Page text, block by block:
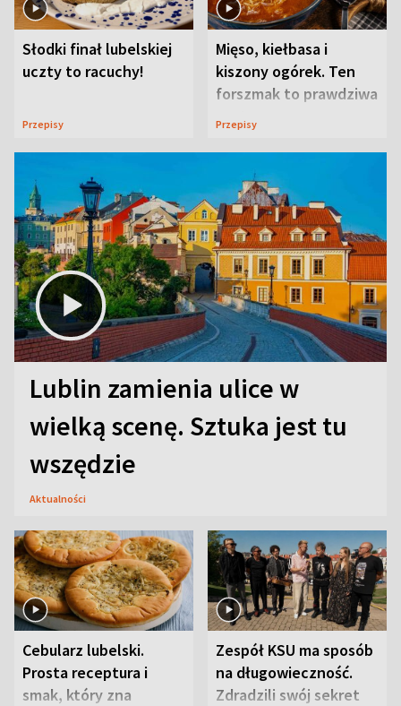
Słodki finał lubelskiej
uczty to racuchy!
Przepisy
Mięso, kiełbasa i
kiszony ogórek. Ten
forszmak to prawdziwa
uczta
Przepisy
Lublin zamienia ulice w
wielką scenę. Sztuka jest tu
wszędzie
Aktualności
Cebularz lubelski.
Prosta receptura i
smak, który zna
Zespół KSU ma sposób
na długowieczność.
Zdradzili swój sekret